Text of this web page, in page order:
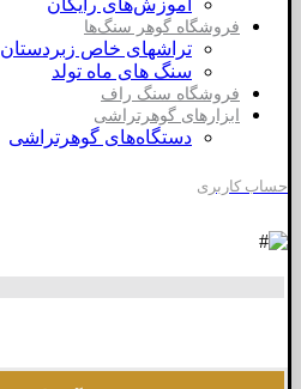
آموزش‌های رایگان
فروشگاه گوهر سنگ‌ها
تراشهای خاص زبردستان
سنگ های ماه تولد
فروشگاه سنگ راف
ابزارهای گوهرتراشی
دستگاه‌های گوهرتراشی
حساب کاربری